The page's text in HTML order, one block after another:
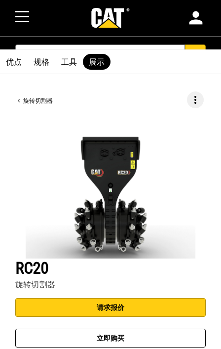
person
SEARCH
旋转切割器 more_vert
RC20
旋转切割器
请求报价
立即购买
优点 规格 工具 展示